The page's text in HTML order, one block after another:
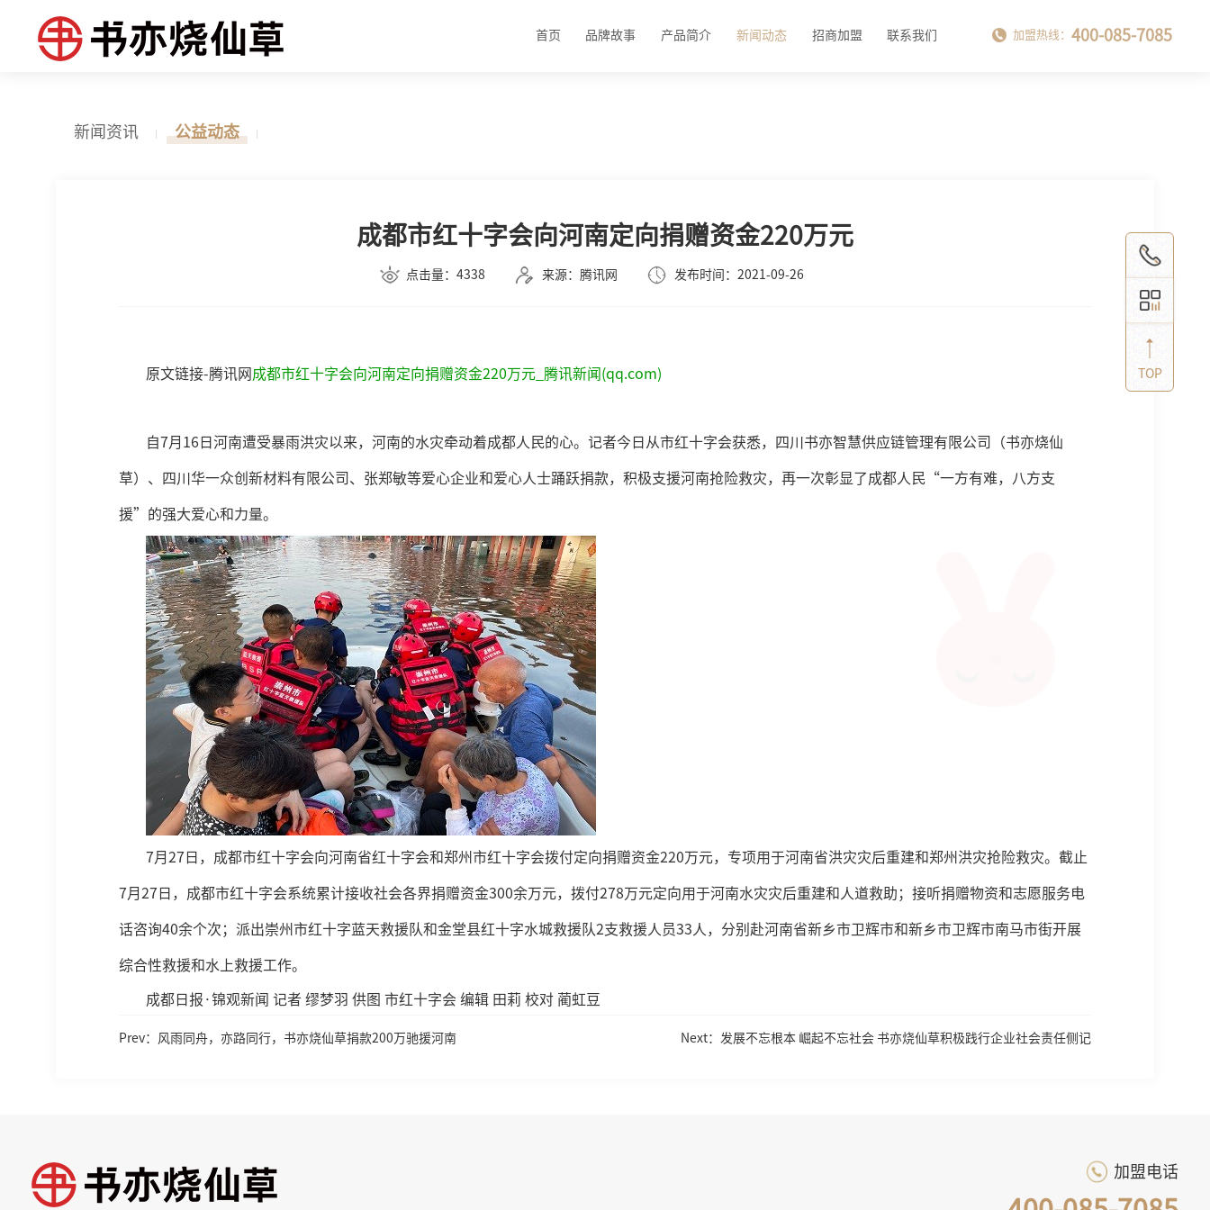
加盟热线：400-085-7085
首页 品牌故事 产品简介 新闻动态 招商加盟 联系我们
新闻资讯 公益动态
成都市红十字会向河南定向捐赠资金220万元
点击量：4338 来源：腾讯网 发布时间：2021-09-26
原文链接-腾讯网 成都市红十字会向河南定向捐赠资金220万元_腾讯新闻(qq.com)
自7月16日河南遭受暴雨洪灾以来，河南的水灾牵动着成都人民的心。记者今日从市红十字会获悉，四川书亦智慧供应链管理有限公司（书亦烧仙
草）、四川华一众创新材料有限公司、张郑敏等爱心企业和爱心人士踊跃捐款，积极支援河南抢险救灾，再一次彰显了成都人民“一方有难，八方支
援”的强大爱心和力量。
7月27日，成都市红十字会向河南省红十字会和郑州市红十字会拨付定向捐赠资金220万元，专项用于河南省洪灾灾后重建和郑州洪灾抢险救灾。截止
7月27日，成都市红十字会系统累计接收社会各界捐赠资金300余万元，拨付278万元定向用于河南水灾灾后重建和人道救助；接听捐赠物资和志愿服务电
话咨询40余个次；派出崇州市红十字蓝天救援队和金堂县红十字水城救援队2支救援人员33人，分别赴河南省新乡市卫辉市和新乡市卫辉市南马市街开展
综合性救援和水上救援工作。
成都日报·锦观新闻 记者 缪梦羽 供图 市红十字会 编辑 田莉 校对 蔺虹豆
Prev：风雨同舟，亦路同行，书亦烧仙草捐款200万驰援河南 Next：发展不忘根本 崛起不忘社会 书亦烧仙草积极践行企业社会责任侧记
加盟电话
TOP